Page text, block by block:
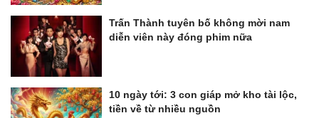
Trấn Thành tuyên bố không mời nam
diễn viên này đóng phim nữa
10 ngày tới: 3 con giáp mở kho tài lộc,
tiền về từ nhiều nguồn